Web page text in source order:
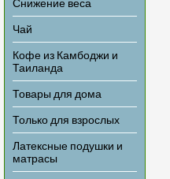
Снижение веса
Чай
Кофе из Камбоджи и
Таиланда
Товары для дома
Только для взрослых
Латексные подушки и
матрасы